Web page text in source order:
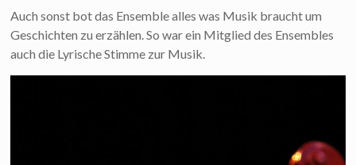
Auch sonst bot das Ensemble alles was Musik braucht um
Geschichten zu erzählen. So war ein Mitglied des Ensembles
auch die Lyrische Stimme zur Musik.